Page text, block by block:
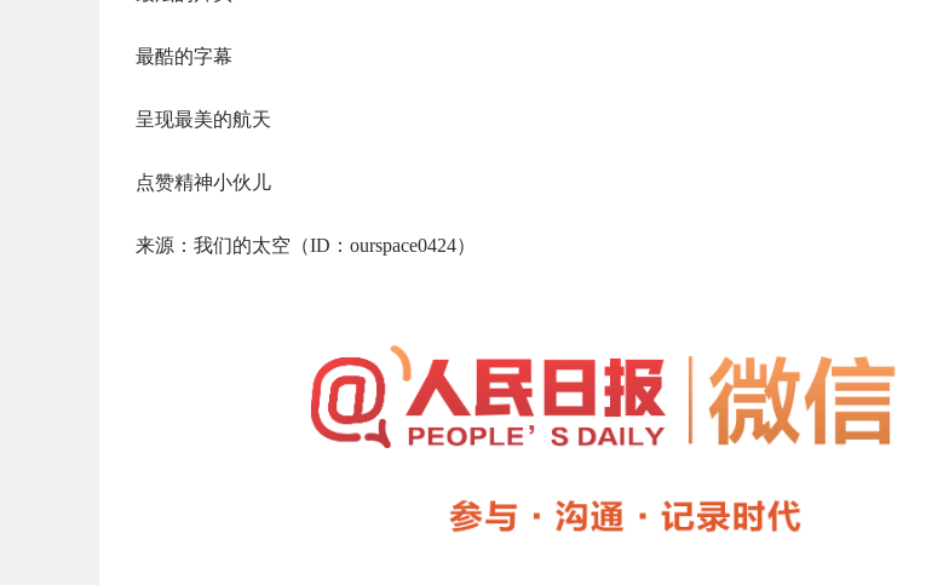
最酷的字幕
呈现最美的航天
点赞精神小伙儿
来源：我们的太空（ID：ourspace0424）